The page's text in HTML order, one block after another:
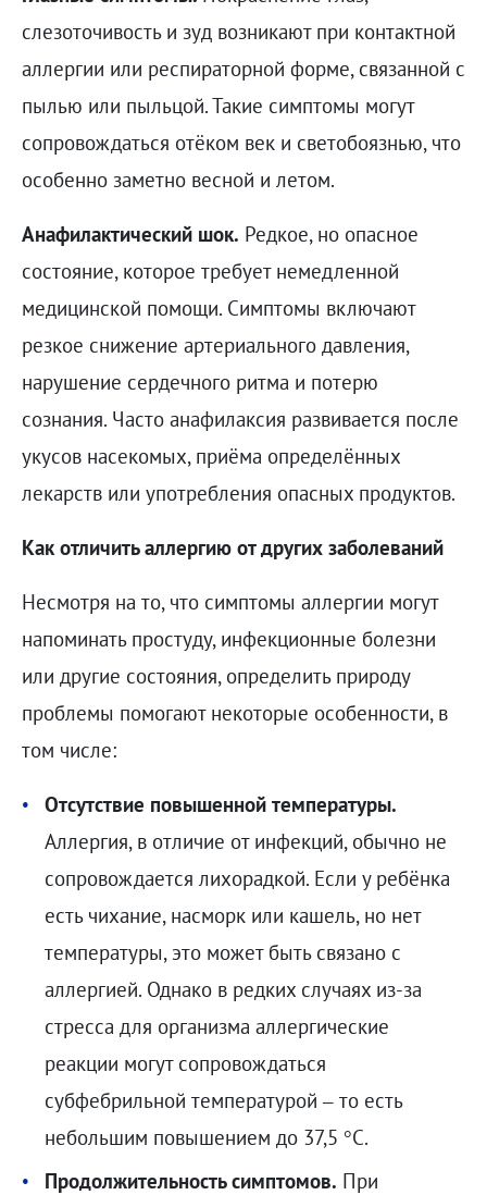
слезоточивость и зуд возникают при контактной
аллергии или респираторной форме, связанной с
пылью или пыльцой. Такие симптомы могут
сопровождаться отёком век и светобоязнью, что
особенно заметно весной и летом.
Анафилактический шок. Редкое, но опасное
состояние, которое требует немедленной
медицинской помощи. Симптомы включают
резкое снижение артериального давления,
нарушение сердечного ритма и потерю
сознания. Часто анафилаксия развивается после
укусов насекомых, приёма определённых
лекарств или употребления опасных продуктов.
Как отличить аллергию от других заболеваний
Несмотря на то, что симптомы аллергии могут
напоминать простуду, инфекционные болезни
или другие состояния, определить природу
проблемы помогают некоторые особенности, в
том числе:
Отсутствие повышенной температуры.
Аллергия, в отличие от инфекций, обычно не
сопровождается лихорадкой. Если у ребёнка
есть чихание, насморк или кашель, но нет
температуры, это может быть связано с
аллергией. Однако в редких случаях из-за
стресса для организма аллергические
реакции могут сопровождаться
субфебрильной температурой – то есть
небольшим повышением до 37,5 °C.
Продолжительность симптомов. При